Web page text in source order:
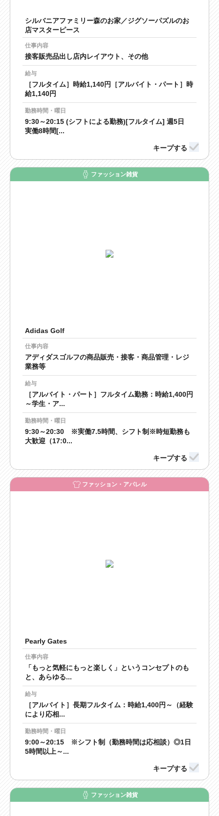
シルバニアファミリー森のお家／ジグソーパズルのお
店マスターピース
仕事内容
接客販売品出し店内レイアウト、その他
給与
［フルタイム］時給1,140円［アルバイト・パート］時
給1,140円
勤務時間・曜日
9:30～20:15 (シフトによる勤務)[フルタイム] 週5日
実働8時間[...
ファッション雑貨
Adidas Golf
仕事内容
アディダスゴルフの商品販売・接客・商品管理・レジ
業務等
給与
［アルバイト・パート］フルタイム勤務：時給1,400円
～学生・ア...
勤務時間・曜日
9:30～20:30 ※実働7.5時間、シフト制※時短勤務も
大歓迎（17:0...
ファッション・アパレル
Pearly Gates
仕事内容
「もっと気軽にもっと楽しく」というコンセプトのも
と、あらゆる...
給与
［アルバイト］長期フルタイム：時給1,400円～（経験
により応相...
勤務時間・曜日
9:00～20:15 ※シフト制（勤務時間は応相談）◎1日
5時間以上～...
ファッション雑貨